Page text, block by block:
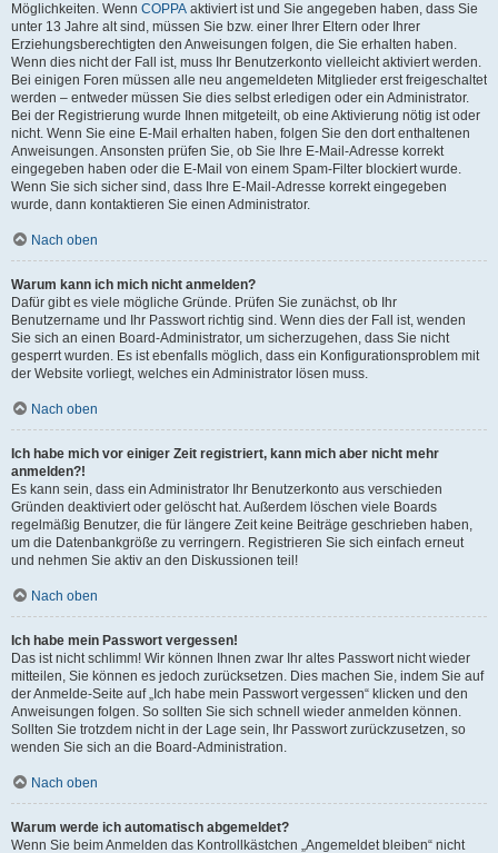
Möglichkeiten. Wenn COPPA aktiviert ist und Sie angegeben haben, dass Sie
unter 13 Jahre alt sind, müssen Sie bzw. einer Ihrer Eltern oder Ihrer
Erziehungsberechtigten den Anweisungen folgen, die Sie erhalten haben.
Wenn dies nicht der Fall ist, muss Ihr Benutzerkonto vielleicht aktiviert werden.
Bei einigen Foren müssen alle neu angemeldeten Mitglieder erst freigeschaltet
werden – entweder müssen Sie dies selbst erledigen oder ein Administrator.
Bei der Registrierung wurde Ihnen mitgeteilt, ob eine Aktivierung nötig ist oder
nicht. Wenn Sie eine E-Mail erhalten haben, folgen Sie den dort enthaltenen
Anweisungen. Ansonsten prüfen Sie, ob Sie Ihre E-Mail-Adresse korrekt
eingegeben haben oder die E-Mail von einem Spam-Filter blockiert wurde.
Wenn Sie sich sicher sind, dass Ihre E-Mail-Adresse korrekt eingegeben
wurde, dann kontaktieren Sie einen Administrator.
Nach oben
Warum kann ich mich nicht anmelden?
Dafür gibt es viele mögliche Gründe. Prüfen Sie zunächst, ob Ihr
Benutzername und Ihr Passwort richtig sind. Wenn dies der Fall ist, wenden
Sie sich an einen Board-Administrator, um sicherzugehen, dass Sie nicht
gesperrt wurden. Es ist ebenfalls möglich, dass ein Konfigurationsproblem mit
der Website vorliegt, welches ein Administrator lösen muss.
Nach oben
Ich habe mich vor einiger Zeit registriert, kann mich aber nicht mehr
anmelden?!
Es kann sein, dass ein Administrator Ihr Benutzerkonto aus verschieden
Gründen deaktiviert oder gelöscht hat. Außerdem löschen viele Boards
regelmäßig Benutzer, die für längere Zeit keine Beiträge geschrieben haben,
um die Datenbankgröße zu verringern. Registrieren Sie sich einfach erneut
und nehmen Sie aktiv an den Diskussionen teil!
Nach oben
Ich habe mein Passwort vergessen!
Das ist nicht schlimm! Wir können Ihnen zwar Ihr altes Passwort nicht wieder
mitteilen, Sie können es jedoch zurücksetzen. Dies machen Sie, indem Sie auf
der Anmelde-Seite auf „Ich habe mein Passwort vergessen“ klicken und den
Anweisungen folgen. So sollten Sie sich schnell wieder anmelden können.
Sollten Sie trotzdem nicht in der Lage sein, Ihr Passwort zurückzusetzen, so
wenden Sie sich an die Board-Administration.
Nach oben
Warum werde ich automatisch abgemeldet?
Wenn Sie beim Anmelden das Kontrollkästchen „Angemeldet bleiben“ nicht